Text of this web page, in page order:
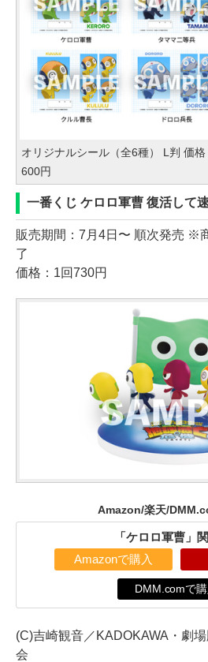
オリジナルシール（全6種） L判 価格
600円
一番くじ ケロロ軍曹 復活して
販売期間：7月4日〜 順次発売 ※
了
価格：1回730円
Amazon/楽天/
「ケロロ軍曹」
Amazonで購入
DMM.comで購
(C)吉崎観音／KADOKAWA・劇
会